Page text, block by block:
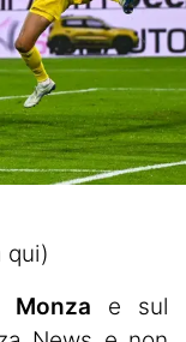
qui)
Monza e sul